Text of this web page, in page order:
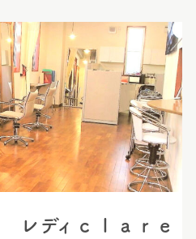
レディｃｌａｒｅ